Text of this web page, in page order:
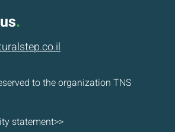
.
alstep.co.il
to the organization TNS
statement>>